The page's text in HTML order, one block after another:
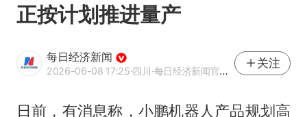
正按计划推进量产
每日经济新闻
2026-06-08 17:25·四川·每日经济新闻官方网易号
关注
日前，有消息称，小鹏机器人产品规划高